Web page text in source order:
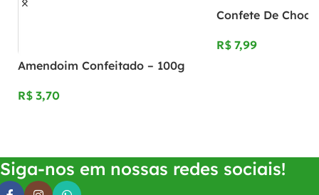
Amendoim Confeitado – 100g
R$
Confete De
R$
Siga-nos em nossas redes sociais!